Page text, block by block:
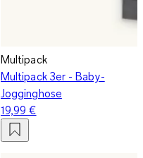
Multipack
Multipack 3er - Baby-
Jogginghose
19,99 €